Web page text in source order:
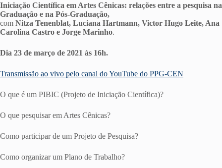
Iniciação Científica em Artes Cênicas: relações entre a pesquisa na
Graduação e na Pós-Graduação,
com Nitza Tenenblat, Luciana Hartmann, Victor Hugo Leite, Ana
Carolina Castro e Jorge Marinho.
Dia 23 de março de 2021 às 16h.
Transmissão ao vivo pelo canal do YouTube do PPG-CEN
O que é um PIBIC (Projeto de Iniciação Científica)?
O que pesquisar em Artes Cênicas?
Como participar de um Projeto de Pesquisa?
Como organizar um Plano de Trabalho?